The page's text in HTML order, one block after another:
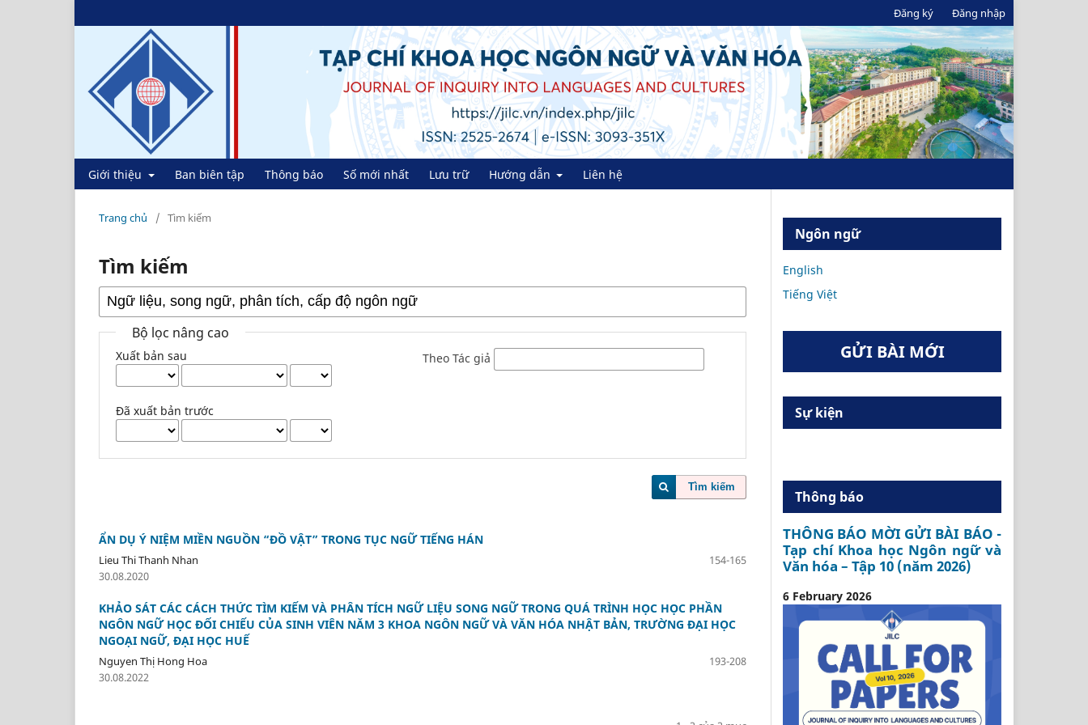
Giới thiệu Ban biên tập Thông báo Số mới nhất Lưu trữ Hướng dẫn Liên hệ
Đăng ký Đăng nhập
Trang chủ / Tìm kiếm
Tìm kiếm
Bộ lọc nâng cao
Xuất bản sau
Đã xuất bản trước
Theo Tác giả
Tìm kiếm
ẨN DỤ Ý NIỆM MIỀN NGUỒN “ĐỒ VẬT” TRONG TỤC NGỮ TIẾNG HÁN
Lieu Thi Thanh Nhan
154-165
30.08.2020
KHẢO SÁT CÁC CÁCH THỨC TÌM KIẾM VÀ PHÂN TÍCH NGỮ LIỆU SONG NGỮ TRONG QUÁ TRÌNH HỌC HỌC PHẦN
NGÔN NGỮ HỌC ĐỐI CHIẾU CỦA SINH VIÊN NĂM 3 KHOA NGÔN NGỮ VÀ VĂN HÓA NHẬT BẢN, TRƯỜNG ĐẠI HỌC
NGOẠI NGỮ, ĐẠI HỌC HUẾ
Nguyen Thị Hong Hoa
193-208
30.08.2022
Ngôn ngữ
English
Tiếng Việt
GỬI BÀI MỚI
Sự kiện
Thông báo
THÔNG BÁO MỜI GỬI BÀI BÁO -
Tạp chí Khoa học Ngôn ngữ và
Văn hóa – Tập 10 (năm 2026)
6 February 2026